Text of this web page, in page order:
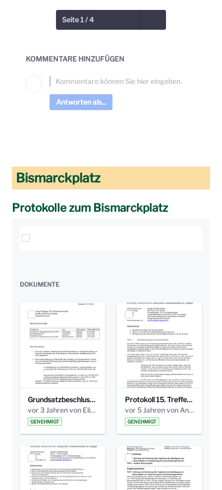
Seite 1 / 4
KOMMENTARE HINZUFÜGEN
Antworten als...
Bismarckplatz
Protokolle zum Bismarckplatz
Elemente auswählen
DOKUMENTE
Grundsatzbeschluss Bismarckplatz_440_2021.pdf
vor 3 Jahren von Elisa Söll
GENEHMIGT
Protokoll 15. Treffen 20161006 AG Bismarckplatz.pdf
vor 5 Jahren von Anni Schlumberger
GENEHMIGT